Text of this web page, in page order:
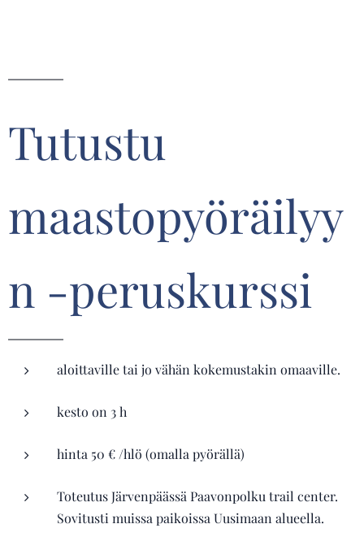
Tutustu
maastopyöräilyy
n -peruskurssi
aloittaville tai jo vähän kokemustakin omaaville.
kesto on 3 h
hinta 50 € /hlö (omalla pyörällä)
Toteutus Järvenpäässä Paavonpolku trail center.
Sovitusti muissa paikoissa Uusimaan alueella.